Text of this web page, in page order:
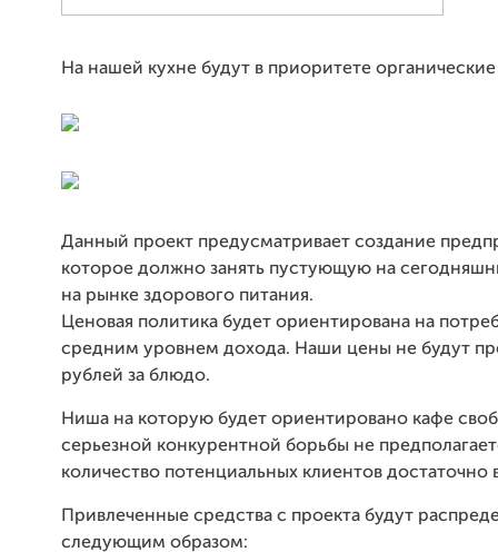
На нашей кухне будут в приоритете
Данный проект предусматривает создание
которое должно занять пустующую на
на рынке здорового питания.
Ценовая политика будет ориентирована на
средним уровнем дохода. Наши цены не будут
рублей за блюдо.
Ниша на которую будет ориентировано кафе
серьезной конкурентной борьбы не
количество потенциальных клиентов достаточно
Привлеченные средства с проекта будут
следующим образом: